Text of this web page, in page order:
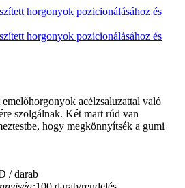
acélzsaluzattal való
szolgálnak. Két mart rúd van
hogy megkönnyítsék a gumi
/ darab